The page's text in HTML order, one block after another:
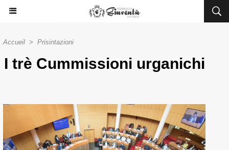
Accueil > Prisintazioni
I trè Cummissioni urganichi